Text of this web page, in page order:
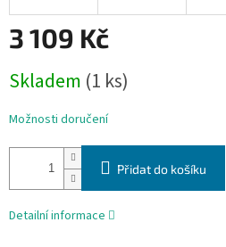
3 109 Kč
cena:
Skladem (1 ks)
Možnosti doručení
Přidat do košíku
Detailní informace